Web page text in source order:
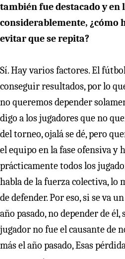
también fue destacado y en
considerablemente, ¿cómo
evitar que se repita?
Sí. Hay varios factores. El
conseguir resultados, por lo
no queremos depender
digo a los jugadores que no
del torneo, ojalá se dé, pero
el equipo en la fase ofensiva y
prácticamente todos los
habla de la fuerza colectiva, lo
de defender. Por eso, si se va
año pasado, no depender de él,
jugador no fue el causante de
más el año pasado, Esas